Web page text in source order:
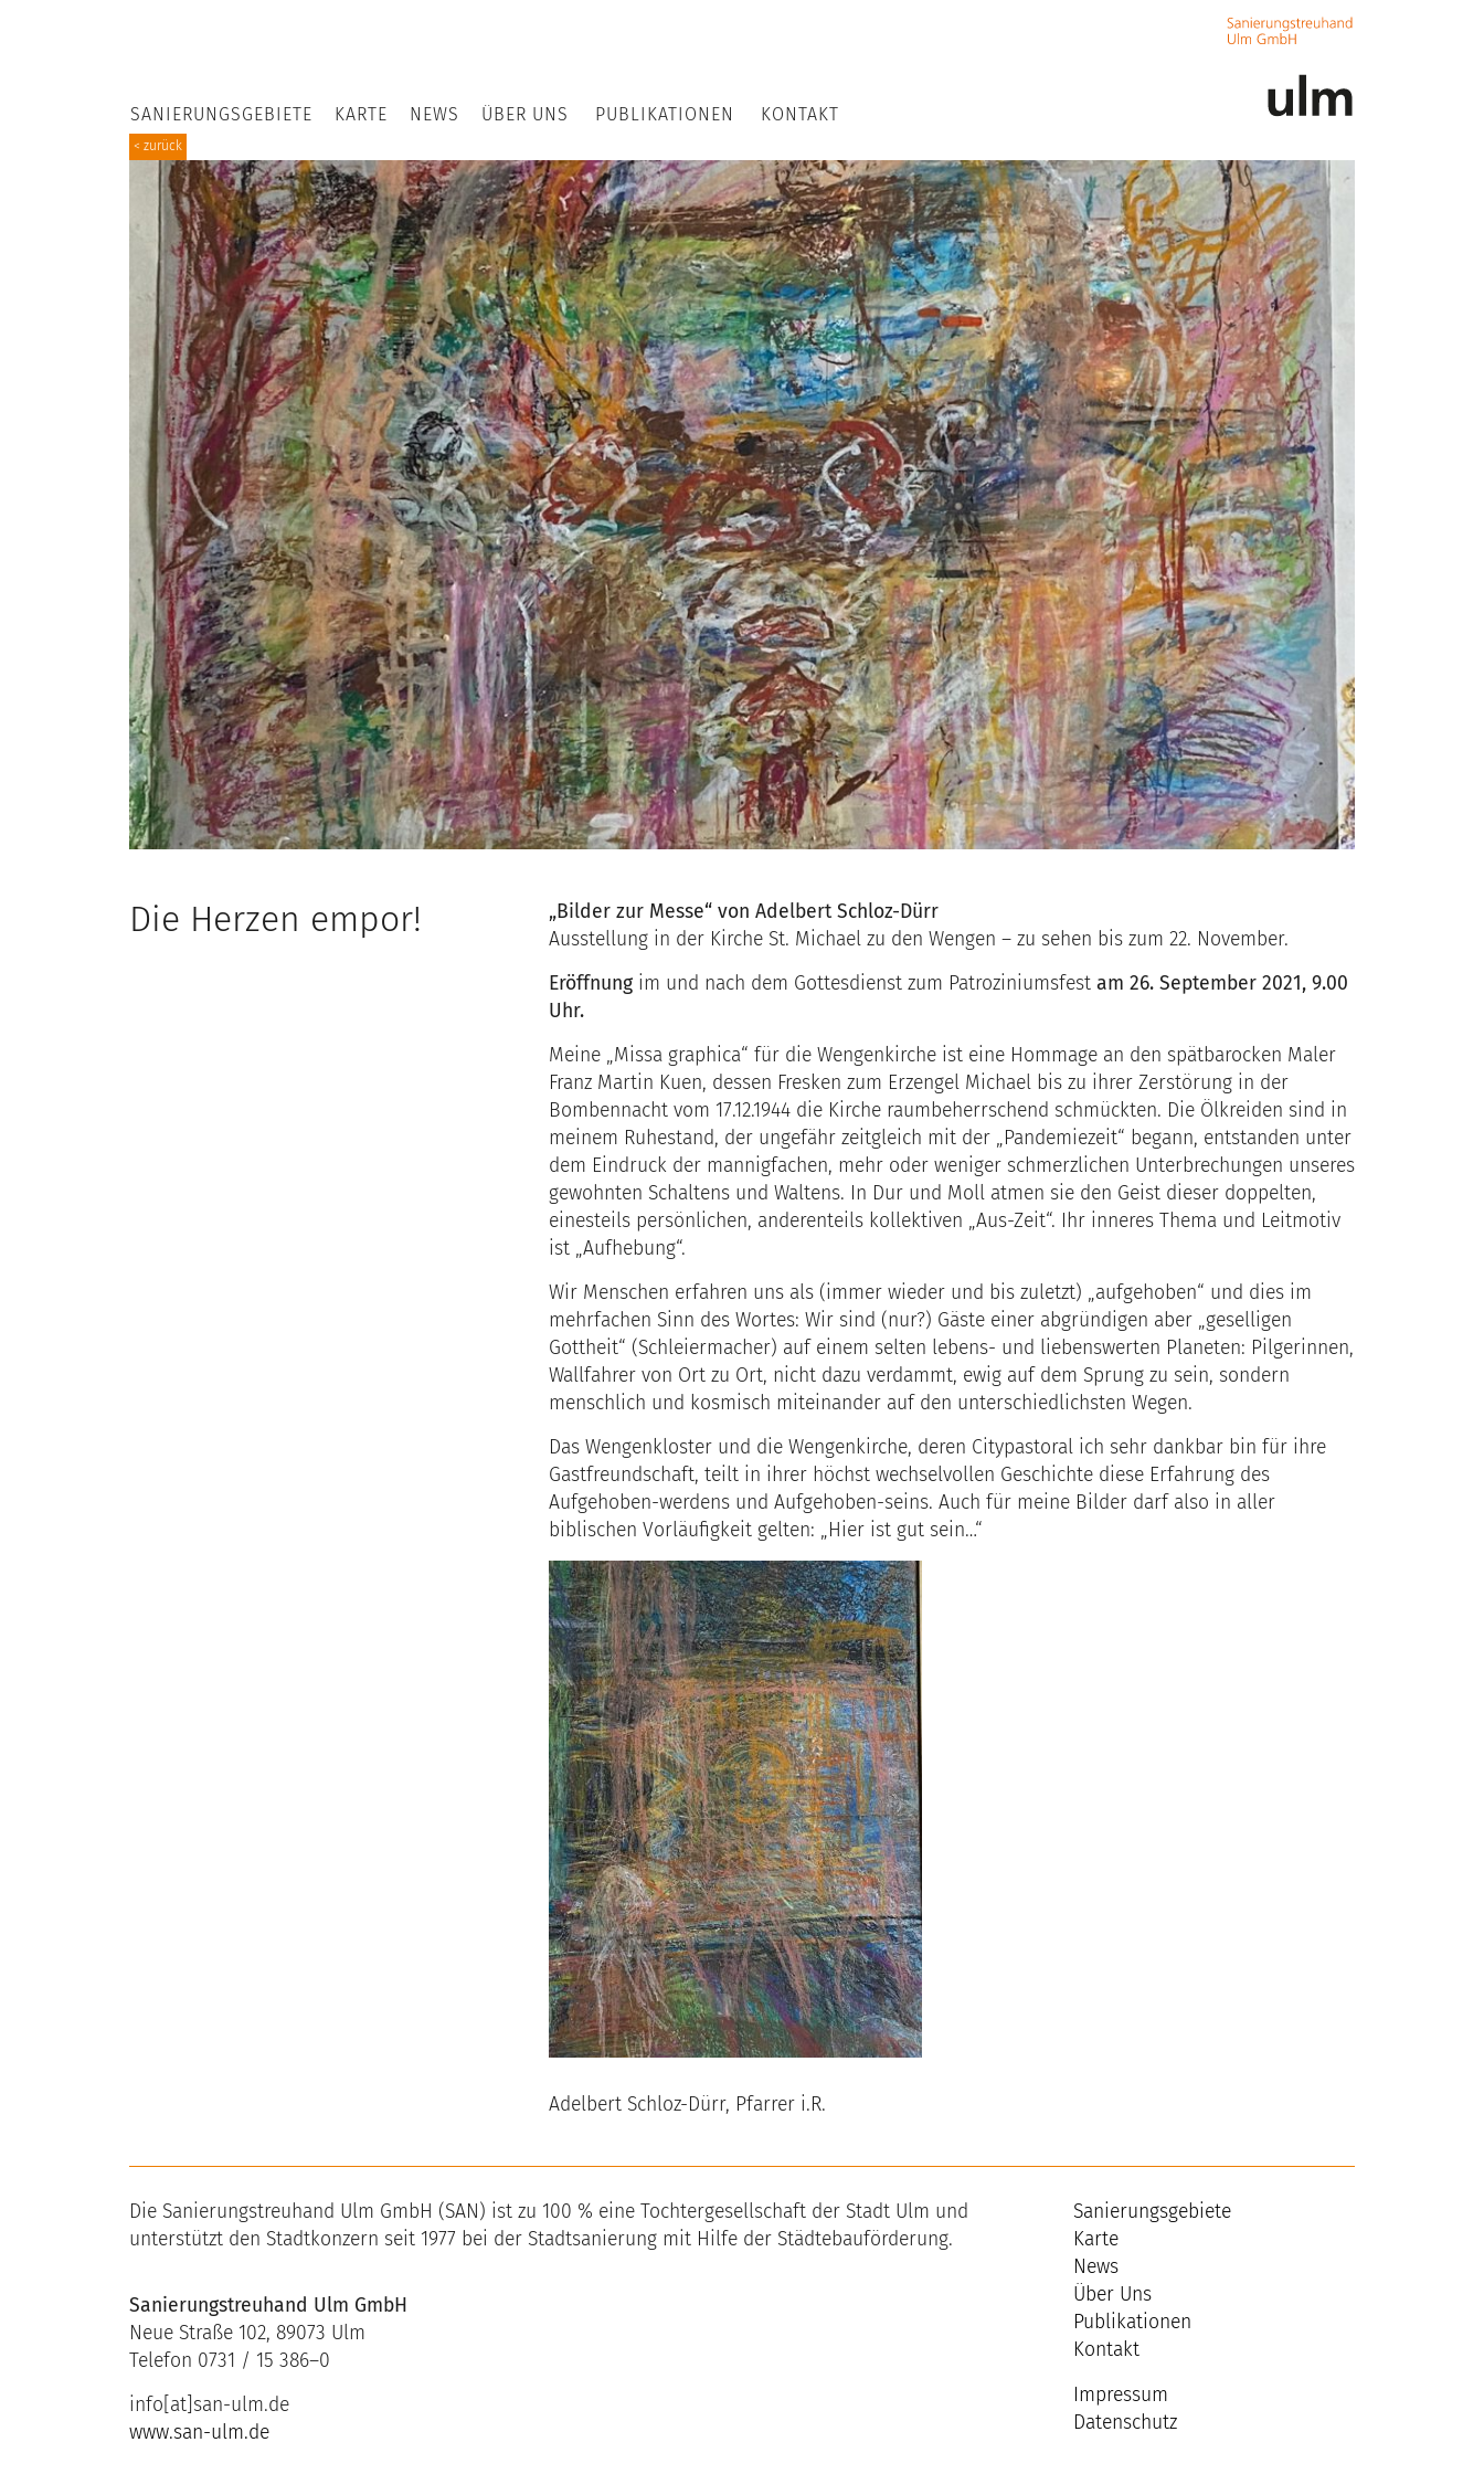
SANIERUNGSGEBIETE KARTE NEWS ÜBER UNS PUBLIKATIONEN KONTAKT
< zurück
Die Herzen empor!
„Bilder zur Messe“ von Adelbert Schloz-Dürr
Ausstellung in der Kirche St. Michael zu den Wengen – zu sehen bis zum 22. November.
Eröffnung im und nach dem Gottesdienst zum Patroziniumsfest am 26. September 2021, 9.00
Uhr.
Meine „Missa graphica“ für die Wengenkirche ist eine Hommage an den spätbarocken Maler
Franz Martin Kuen, dessen Fresken zum Erzengel Michael bis zu ihrer Zerstörung in der
Bombennacht vom 17.12.1944 die Kirche raumbeherrschend schmückten. Die Ölkreiden sind in
meinem Ruhestand, der ungefähr zeitgleich mit der „Pandemiezeit“ begann, entstanden unter
dem Eindruck der mannigfachen, mehr oder weniger schmerzlichen Unterbrechungen unseres
gewohnten Schaltens und Waltens. In Dur und Moll atmen sie den Geist dieser doppelten,
einesteils persönlichen, anderenteils kollektiven „Aus-Zeit“. Ihr inneres Thema und Leitmotiv
ist „Aufhebung“.
Wir Menschen erfahren uns als (immer wieder und bis zuletzt) „aufgehoben“ und dies im
mehrfachen Sinn des Wortes: Wir sind (nur?) Gäste einer abgründigen aber „geselligen
Gottheit“ (Schleiermacher) auf einem selten lebens- und liebenswerten Planeten: Pilgerinnen,
Wallfahrer von Ort zu Ort, nicht dazu verdammt, ewig auf dem Sprung zu sein, sondern
menschlich und kosmisch miteinander auf den unterschiedlichsten Wegen.
Das Wengenkloster und die Wengenkirche, deren Citypastoral ich sehr dankbar bin für ihre
Gastfreundschaft, teilt in ihrer höchst wechselvollen Geschichte diese Erfahrung des
Aufgehoben-werdens und Aufgehoben-seins. Auch für meine Bilder darf also in aller
biblischen Vorläufigkeit gelten: „Hier ist gut sein…“
Adelbert Schloz-Dürr, Pfarrer i.R.
Die Sanierungstreuhand Ulm GmbH (SAN) ist zu 100 % eine Tochtergesellschaft der Stadt Ulm und
unterstützt den Stadtkonzern seit 1977 bei der Stadtsanierung mit Hilfe der Städtebauförderung.
Sanierungstreuhand Ulm GmbH
Neue Straße 102, 89073 Ulm
Telefon 0731 / 15 386–0
info[at]san-ulm.de
www.san-ulm.de
Sanierungsgebiete
Karte
News
Über Uns
Publikationen
Kontakt
Impressum
Datenschutz